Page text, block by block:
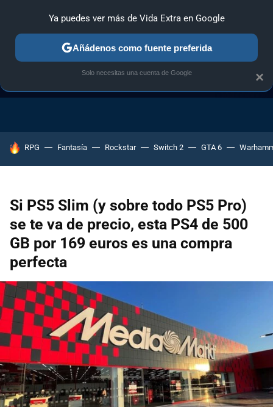
OFERTAS
HOY SE HABLA DE
RPG Fantasía Rockstar Switch 2 GTA 6
Si PS5 Slim (y sobre todo PS5 Pro)
se te va de precio, esta PS4 de 500
GB por 169 euros es una compra
perfecta
×
Ya puedes ver más de Vida Extra en Google
Añádenos como fuente preferida
Solo necesitas una cuenta de Google